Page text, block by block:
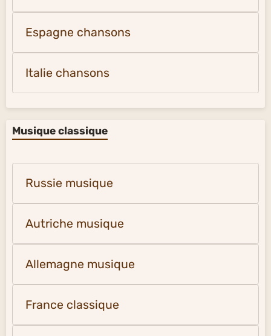
Espagne chansons
Italie chansons
Musique classique
Russie musique
Autriche musique
Allemagne musique
France classique